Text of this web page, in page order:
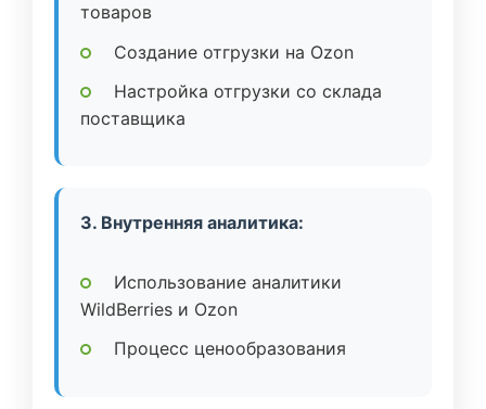
товаров
Создание отгрузки на Ozon
Настройка отгрузки со склада
поставщика
3. Внутренняя аналитика:
Использование аналитики
WildBerries и Ozon
Процесс ценообразования